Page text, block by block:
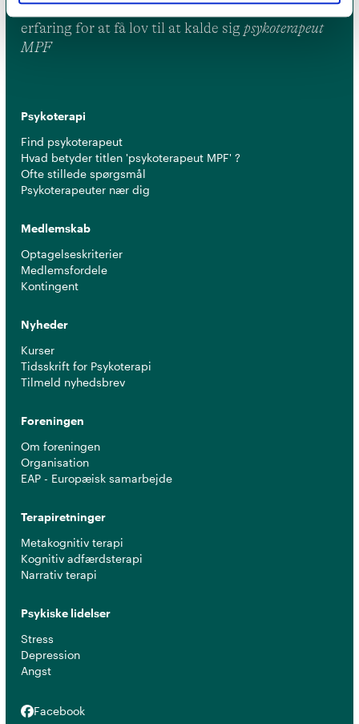
leve op til en række kriterier om uddannelse og
erfaring for at få lov til at kalde sig psykoterapeut
MPF
Psykoterapi
Find psykoterapeut
Hvad betyder titlen 'psykoterapeut MPF' ?
Ofte stillede spørgsmål
Psykoterapeuter nær dig
Medlemskab
Optagelseskriterier
Medlemsfordele
Kontingent
Nyheder
Kurser
Tidsskrift for Psykoterapi
Tilmeld nyhedsbrev
Foreningen
Om foreningen
Organisation
EAP - Europæisk samarbejde
Terapiretninger
Metakognitiv terapi
Kognitiv adfærdsterapi
Narrativ terapi
Psykiske lidelser
Stress
Depression
Angst
Facebook
Facebook